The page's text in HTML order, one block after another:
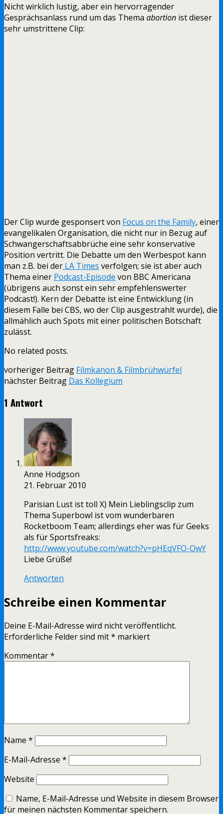
Nicht wirklich lustig, aber ein hervorragender
Gesprächsanlass rund um das Thema abortion ist dieser
sehr umstrittene Clip:
Der Clip wurde gesponsert von Focus on the Family, einer
evangelikalen Organisation, die nicht nur in Bezug auf
Schwangerschaftsabbrüche eine sehr konservative
Position vertritt. Die Debatte um den Werbespot kann
man z.B. bei der LA Times verfolgen; sie ist aber auch
Thema einer Podcast-Episode von BBC Americana
(übrigens auch sonst ein sehr empfehlenswerter
Podcast!). Kern der Debatte ist eine Entwicklung (in
diesem Falle bei CBS, wo der Clip ausgestrahlt wurde), die
allmählich auch Spots mit einer politischen Botschaft
zulässt.
No related posts.
vorheriger Beitrag Filmkanon & Filmbrühwürfel
nächster Beitrag Das Kollegium
1 Antwort
Anne Hodgson
21. Februar 2010
Parisian Lust ist toll X) Mein Lieblingsclip zum
Thema Superbowl ist vom wunderbaren
Rocketboom Team; allerdings eher was für Geeks
als für Sportsfreaks:
http://www.youtube.com/watch?v=pHEqVFO-OwY
Liebe Grüße!
Antworten
Schreibe einen Kommentar
Deine E-Mail-Adresse wird nicht veröffentlicht.
Erforderliche Felder sind mit* markiert
Kommentar*
Name *
E-Mail-Adresse *
Website
Name, E-Mail-Adresse und Website in diesem Browser
für meinen nächsten Kommentar speichern.